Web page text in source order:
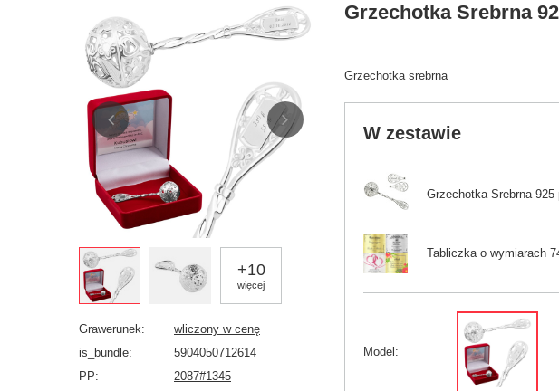
+10
więcej
Grzechotka Srebrna
Grzechotka srebrna
W zestawie
Grzechotka Srebrna
Tabliczka o wymiarach
Model
Grawerunek
wliczony w cenę
is_bundle
5904050712614
PP
2087#1345